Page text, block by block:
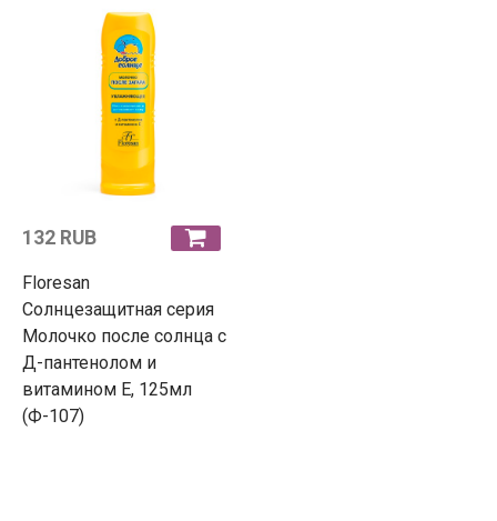
132 RUB
Floresan
Солнцезащитная серия
Молочко после солнца с
Д-пантенолом и
витамином Е, 125мл
(Ф-107)